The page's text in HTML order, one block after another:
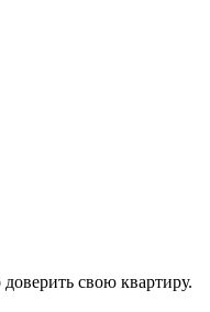
свою квартиру.